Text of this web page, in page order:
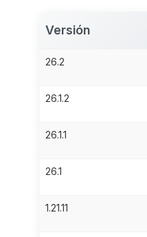
Versión
26.2
26.1.2
26.1.1
26.1
1.21.11